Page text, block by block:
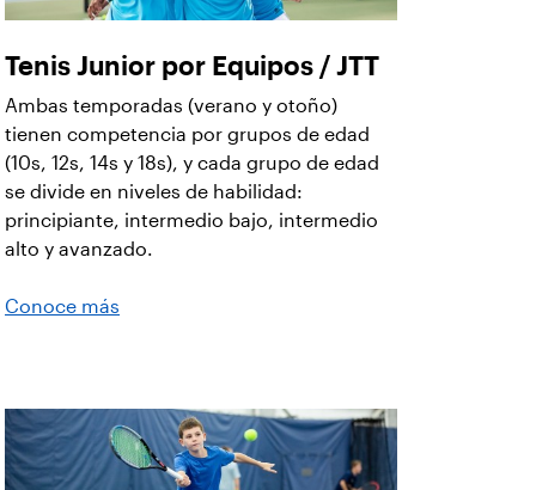
Tenis Junior por Equipos / JTT
Ambas temporadas (verano y otoño)
tienen competencia por grupos de edad
(10s, 12s, 14s y 18s), y cada grupo de edad
se divide en niveles de habilidad:
principiante, intermedio bajo, intermedio
alto y avanzado.
Conoce más